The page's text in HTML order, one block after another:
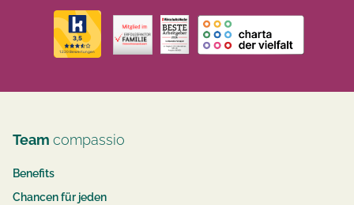
Team compassio
Benefits
Chancen für jeden